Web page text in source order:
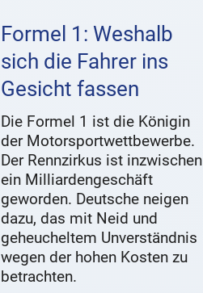
Formel 1: Weshalb
sich die Fahrer ins
Gesicht fassen
Die Formel 1 ist die Königin
der Motorsportwettbewerbe.
Der Rennzirkus ist inzwischen
ein Milliardengeschäft
geworden. Deutsche neigen
dazu, das mit Neid und
geheucheltem Unverständnis
wegen der hohen Kosten zu
betrachten.